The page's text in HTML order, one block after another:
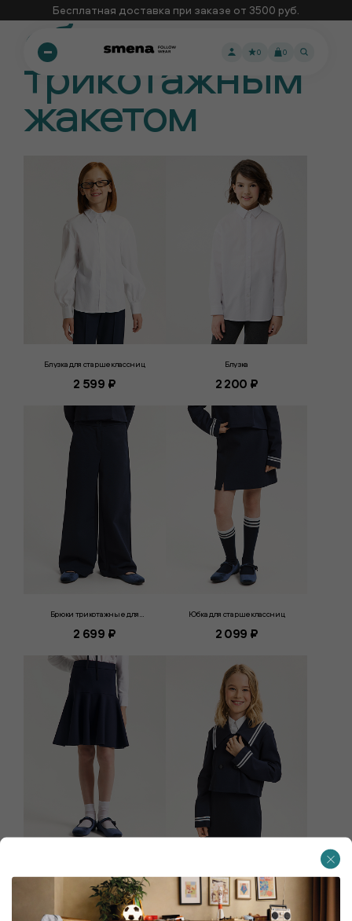
Бесплатная доставка при заказе от 3500 руб.
0
0
образ с синим
трикотажным
жакетом
Блузка для старшеклассниц
2 599 ₽
Блузка
2 200 ₽
Брюки трикотажные для
старшеклассниц
2 699 ₽
Юбка для старшеклассниц
2 099 ₽
1 799 ₽ 3 199 ₽